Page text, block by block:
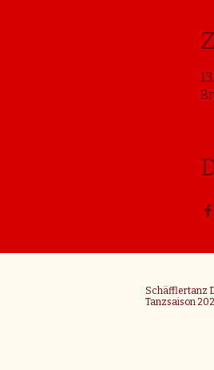
Schäfflertanz
Tanzsaison